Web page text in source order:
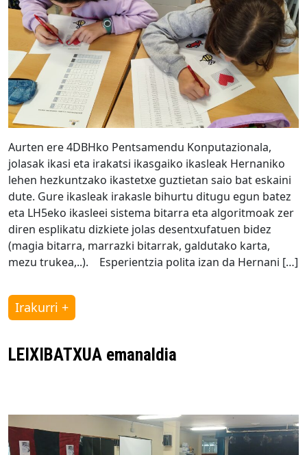
Aurten ere 4DBHko Pentsamendu Konputazionala,
jolasak ikasi eta irakatsi ikasgaiko ikasleak Hernaniko
lehen hezkuntzako ikastetxe guztietan saio bat eskaini
dute. Gure ikasleak irakasle bihurtu ditugu egun batez
eta LH5eko ikasleei sistema bitarra eta algoritmoak zer
diren esplikatu dizkiete jolas desentxufatuen bidez
(magia bitarra, marrazki bitarrak, galdutako karta,
mezu trukea,..). Esperientzia polita izan da Hernani […]
Irakurri +
LEIXIBATXUA emanaldia